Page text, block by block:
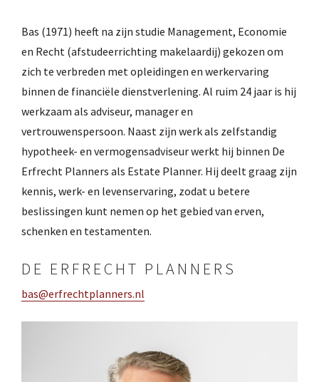
Bas (1971) heeft na zijn studie Management, Economie
en Recht (afstudeerrichting makelaardij) gekozen om
zich te verbreden met opleidingen en werkervaring
binnen de financiële dienstverlening. Al ruim 24 jaar is hij
werkzaam als adviseur, manager en
vertrouwenspersoon. Naast zijn werk als zelfstandig
hypotheek- en vermogensadviseur werkt hij binnen De
Erfrecht Planners als Estate Planner. Hij deelt graag zijn
kennis, werk- en levenservaring, zodat u betere
beslissingen kunt nemen op het gebied van erven,
schenken en testamenten.
DE ERFRECHT PLANNERS
bas@erfrechtplanners.nl